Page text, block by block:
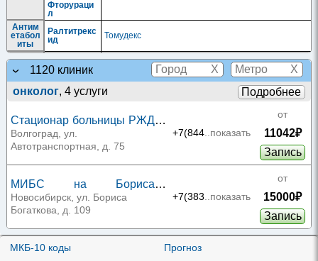
Фторураци
л
Антим
етабол
иты
Ралтитрекс
ид
Томудекс
Дезинт
оксика
ционн
ые
препар
против
оопухо
левой
терапи
и
Детокс
ющие
ва,
включ
ты
Фолиниева
я кислота
Кальция фолинат-ВИАЛ| Лейковорин-ЛЭНС|
Натриофолин медак
Препар
Элоксатин|Флатиплат
1120 клиник X
X
онколог, 4 услуги Подробнее
Стационар больницы РЖД
на Автотранспортной
Волгоград, ул.
Автотранспортная, д. 75
+7(844..показать
от
11042₽
Запись
МИБС на Бориса
Богаткова
Новосибирск, ул. Бориса
Богаткова, д. 109
+7(383..показать
от
15000₽
Запись
Зимамед на Ленинском
МКБ-10 коды
Прогноз